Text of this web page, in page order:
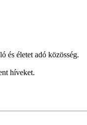
és életet adó közösség.
híveket.